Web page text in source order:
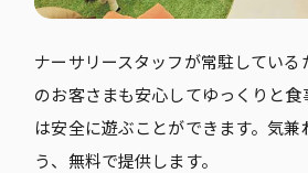
ナーサリースタッフが常駐してい
のお客さまも安心してゆっくりと食
は安全に遊ぶことができます。気兼
う、無料で提供します。